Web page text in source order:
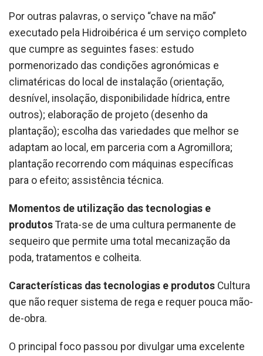
Por outras palavras, o serviço “chave na mão”
executado pela Hidroibérica é um serviço completo
que cumpre as seguintes fases: estudo
pormenorizado das condições agronómicas e
climatéricas do local de instalação (orientação,
desnível, insolação, disponibilidade hídrica, entre
outros); elaboração de projeto (desenho da
plantação); escolha das variedades que melhor se
adaptam ao local, em parceria com a Agromillora;
plantação recorrendo com máquinas específicas
para o efeito; assistência técnica.
Momentos de utilização das tecnologias e
produtos Trata-se de uma cultura permanente de
sequeiro que permite uma total mecanização da
poda, tratamentos e colheita.
Características das tecnologias e produtos Cultura
que não requer sistema de rega e requer pouca mão-
de-obra.
O principal foco passou por divulgar uma excelente